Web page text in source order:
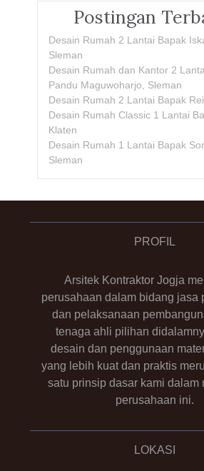
Postingan
Desain Rumah 2 Lantai Bapak
Sleman
Desain Rumah dan Kantor 2
Pandu Maguwoharjo, Sleman
Desain Rumah 2 Lantai Bapak
Desain Rumah Classic 1 Lantai
Klaten
Desain Rumah 1 Lantai Bapak
Sleman
PROFIL
Arsitek Kontraktor Jogja
perusahaan dalam bidang jasa
dan pelaksanaan
tenaga ahli pilihan
desain dan penggunaan
yang lebih kuat dan praktis
satu prinsip dasar kami dalam
perusahaan ini.
LOKASI